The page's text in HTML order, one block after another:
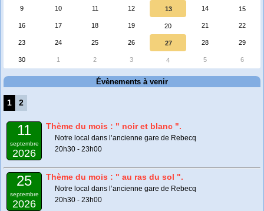
9 10 11 12 13 14 15
16 17 18 19 20 21 22
23 24 25 26 27 28 29
30 1 2 3 4 5 6
Évènements à venir
1 2
11
septembre
2026
Thème du mois : " noir et blanc ".
Notre local dans l’ancienne gare de Rebecq
20h30 - 23h00
25
septembre
2026
Thème du mois : " au ras du sol ".
Notre local dans l’ancienne gare de Rebecq
20h30 - 23h00